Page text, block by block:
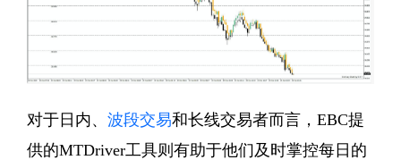
对于日内、波段交易和长线交易者而言，EBC提
供的MTDriver工具则有助于他们及时掌控每日的